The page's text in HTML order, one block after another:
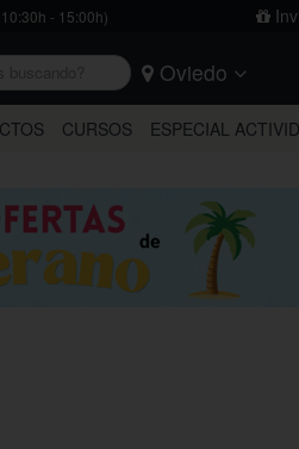
- 15:00h)
Oviedo
Bilbao Burgos
CURSOS ESPECIAL